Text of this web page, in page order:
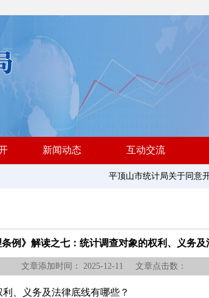
新闻动态 互动交流
平顶山市统计局关于同意
条例》解读之七：统计调查对象的权利、义务
文章添加时间： 2025-12-11 文章点击数：
、义务及法律底线有哪些？